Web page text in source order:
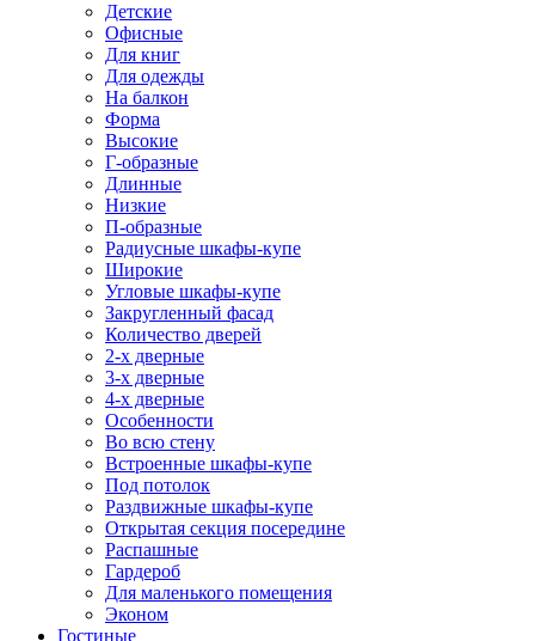
Детские
Офисные
Для книг
Для одежды
На балкон
Форма
Высокие
Г-образные
Длинные
Низкие
П-образные
Радиусные шкафы-купе
Широкие
Угловые шкафы-купе
Закругленный фасад
Количество дверей
2-х дверные
3-х дверные
4-х дверные
Особенности
Во всю стену
Встроенные шкафы-купе
Под потолок
Раздвижные шкафы-купе
Открытая секция посередине
Распашные
Гардероб
Для маленького помещения
Эконом
Гостиные